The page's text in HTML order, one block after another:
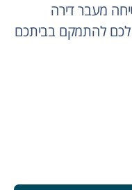
מעבר דירה
לכם להתמקם בביתכם